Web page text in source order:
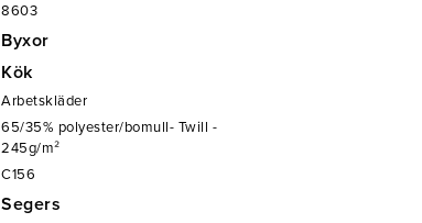
8603
Byxor
Kök
Arbetskläder
65/35% polyester/bomull- Twill -
245g/m²
C156
Segers